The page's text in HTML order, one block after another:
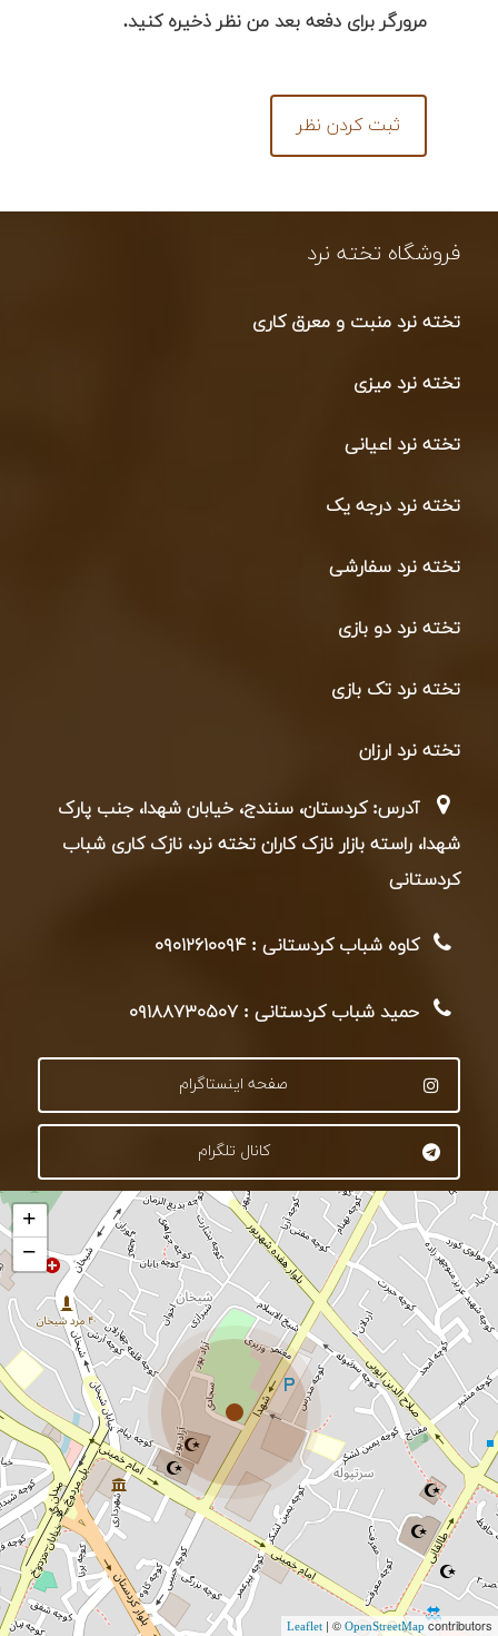
مرورگر برای دفعه بعد من نظر ذخیره کنید.
فروشگاه تخته نرد
تخته نرد منبت و معرق کاری
تخته نرد میزی
تخته نرد اعیانی
تخته نرد درجه یک
تخته نرد سفارشی
تخته نرد دو بازی
تخته نرد تک بازی
تخته نرد ارزان
آدرس: کردستان، سنندج، خیابان شهدا، جنب پارک
شهدا، راسته بازار نازک کاران تخته نرد، نازک کاری شباب
کردستانی
کاوه شباب کردستانی : ۰۹۰۱۲۶۱۰۰۹۴
حمید شباب کردستانی : ۰۹۱۸۸۷۳۰۵۰۷
صفحه اینستاگرام
کانال تلگرام
+
−
Leaflet | ©OpenStreetMapcontributors